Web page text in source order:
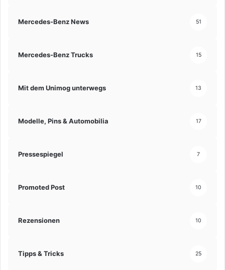
Mercedes-Benz News 51
Mercedes-Benz Trucks 15
Mit dem Unimog unterwegs 13
Modelle, Pins & Automobilia 17
Pressespiegel 7
Promoted Post 10
Rezensionen 10
Tipps & Tricks 25